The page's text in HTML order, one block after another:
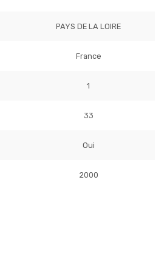
PAYS DE LA LOIRE
France
1
33
Oui
2000